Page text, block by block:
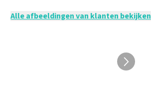
Alle afbeeldingen van klanten bekijken